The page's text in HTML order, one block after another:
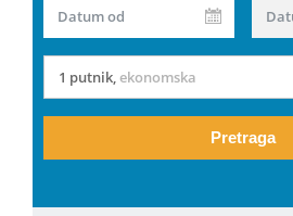
Datum od
1 putnik,ekonomska
Pretraga